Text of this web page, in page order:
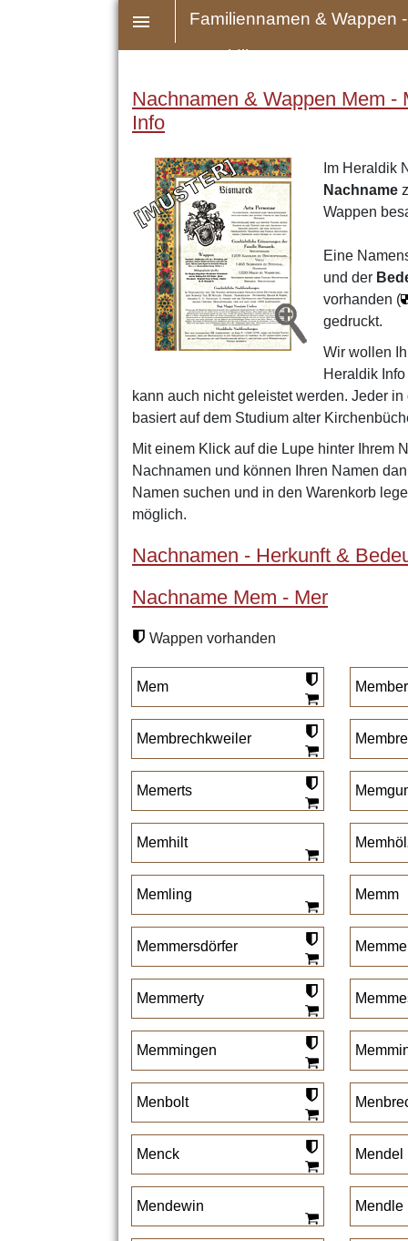
Familiennamen & Wappen -
Heraldik
Nachnamen & Wappen Mem
Info
Im Heraldik
Nachname
Wappen
Eine
und der
vorhanden (
gedruckt.
Wir wollen
Heraldik
kann auch nicht geleistet werden. Jeder
basiert auf dem Studium alter
Mit einem Klick auf die Lupe hinter Ihrem
Nachnamen und können Ihren Namen
Namen suchen und in den Warenkorb
möglich.
Nachnamen - Herkunft &
Nachname Mem - Mer
Wappen vorhanden
Mem
Membrechkweiler
Memerts
Memhilt
Memling Memm
Memmersdörfer
Memmerty
Memmingen
Menbolt
Menck Mendel
Mendewin Mendle